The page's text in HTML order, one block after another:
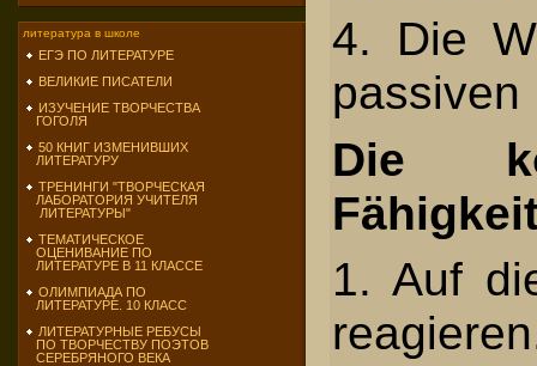
литература в школе
ЕГЭ ПО ЛИТЕРАТУРЕ
ВЕЛИКИЕ ПИСАТЕЛИ
ИЗУЧЕНИЕ ТВОРЧЕСТВА
ГОГОЛЯ
50 КНИГ ИЗМЕНИВШИХ
ЛИТЕРАТУРУ
ТРЕНИНГИ "ТВОРЧЕСКАЯ
ЛАБОРАТОРИЯ УЧИТЕЛЯ
ЛИТЕРАТУРЫ"
ТЕМАТИЧЕСКОЕ
ОЦЕНИВАНИЕ ПО
ЛИТЕРАТУРЕ В 11 КЛАССЕ
ОЛИМПИАДА ПО
ЛИТЕРАТУРЕ. 10 КЛАСС
ЛИТЕРАТУРНЫЕ РЕБУСЫ
ПО ТВОРЧЕСТВУ ПОЭТОВ
СЕРЕБРЯНОГО ВЕКА
4. Die
passiven
Die
1. Auf